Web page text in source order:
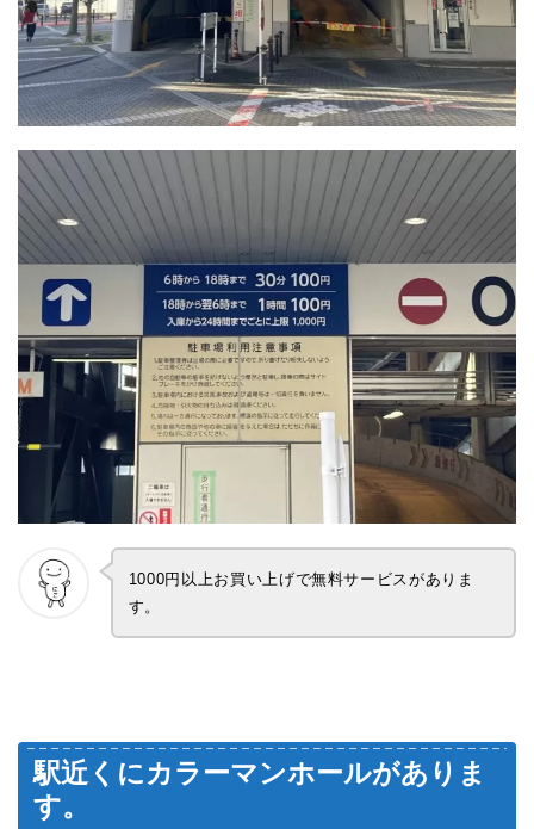
1000円以上お買い上げで無料サービスがありま
す。
駅近くにカラーマンホールがありま
す。